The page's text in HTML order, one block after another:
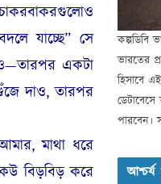
যাচ্ছে” সে
একটা
দাও, তারপর
মাথা ধরে
বিড়বিড় করে
কল্পডিবি
ভারতের
হিসাবে
পারবেন।